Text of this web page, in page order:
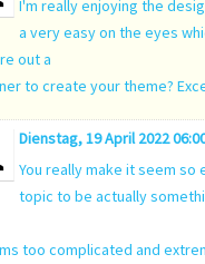
I'm really enjoying the
a very easy on the eyes
out a
to create your theme?
Dienstag, 19 April 2022
You really make it seem
topic to be actually
too complicated and